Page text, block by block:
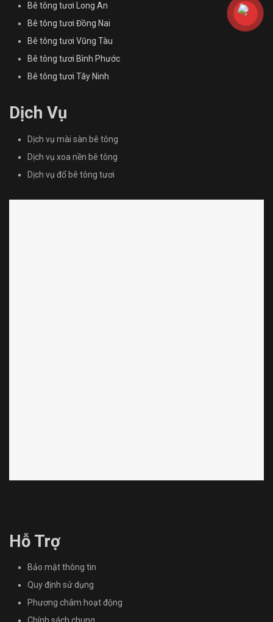
Bê tông tươi Long An
Bê tông tươi Đồng Nai
Bê tông tươi Vũng Tàu
Bê tông tươi Bình Phước
Bê tông tươi Tây Ninh
Dịch Vụ
Dịch vụ mài sàn bê tông
Dịch vụ xoa nền bê tông
Dịch vụ đổ bê tông tươi
Hỗ Trợ
Bảo mật thông tin
Quy định sử dụng
Phương châm hoạt động